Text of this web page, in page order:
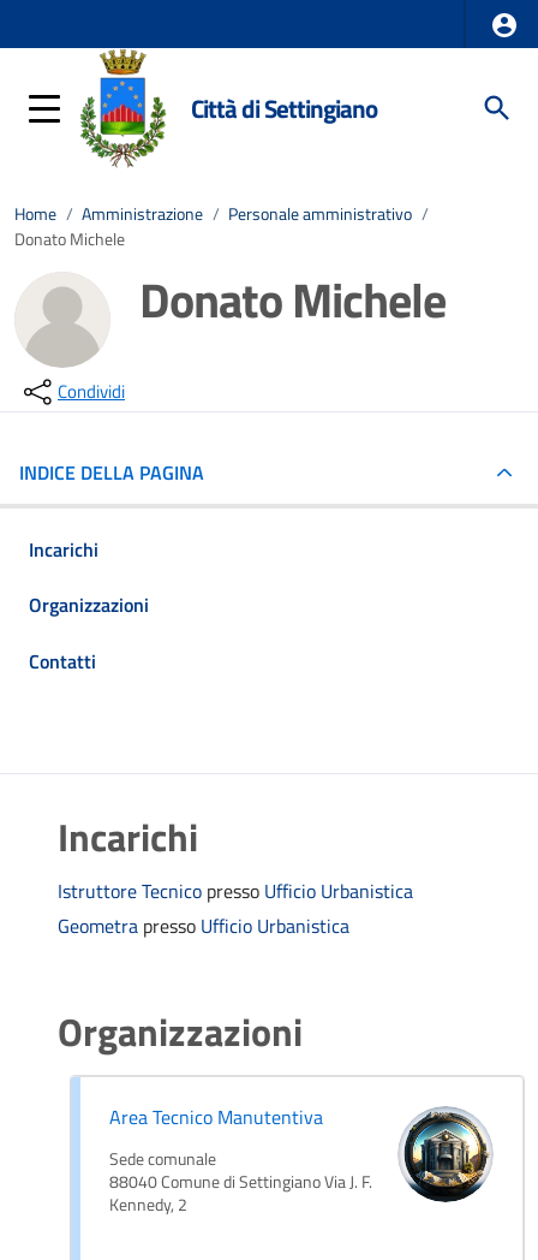
Città di Settingiano
Home / Amministrazione / Personale amministrativo /
Donato Michele
Donato Michele
Condividi
INDICE DELLA PAGINA
Incarichi
Organizzazioni
Contatti
Incarichi
Istruttore Tecnico presso Ufficio Urbanistica
Geometra presso Ufficio Urbanistica
Organizzazioni
Area Tecnico Manutentiva
Sede comunale
88040 Comune di Settingiano Via J. F.
Kennedy, 2